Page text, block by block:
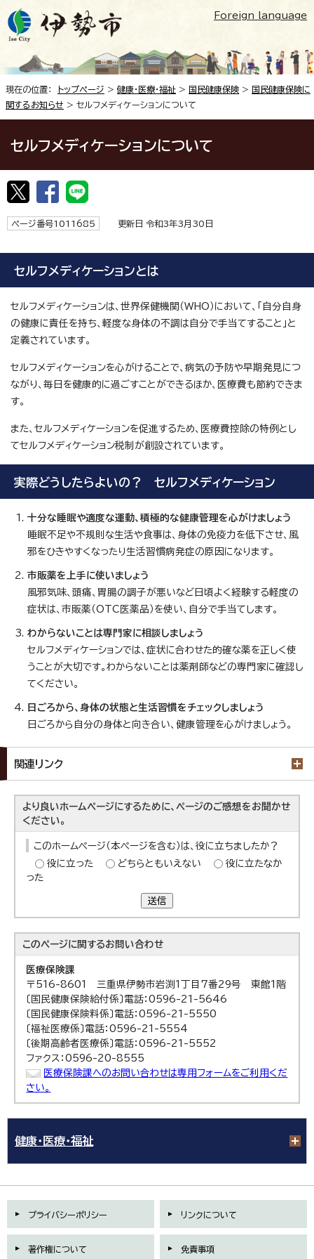
Foreign language
現在の位置： トップページ > 健康・医療・福祉 > 国民健康保険 > 国民健康保険に
関するお知らせ > セルフメディケーションについて
セルフメディケーションについて
ページ番号1011685 更新日 令和3年3月30日
セルフメディケーションとは
セルフメディケーションは、世界保健機関（WHO）において、「自分自身
の健康に責任を持ち、軽度な身体の不調は自分で手当てすること」と
定義されています。
セルフメディケーションを心がけることで、病気の予防や早期発見につ
ながり、毎日を健康的に過ごすことができるほか、医療費も節約できま
す。
また、セルフメディケーションを促進するため、医療費控除の特例とし
てセルフメディケーション税制が創設されています。
実際どうしたらよいの？ セルフメディケーション
十分な睡眠や適度な運動、積極的な健康管理を心がけましょう
睡眠不足や不規則な生活や食事は、身体の免疫力を低下させ、風
邪をひきやすくなったり生活習慣病発症の原因になります。
市販薬を上手に使いましょう
風邪気味、頭痛、胃腸の調子が悪いなど日頃よく経験する軽度の
症状は、市販薬（OTC医薬品）を使い、自分で手当てします。
わからないことは専門家に相談しましょう
セルフメディケーションでは、症状に合わせた的確な薬を正しく使
うことが大切です。わからないことは薬剤師などの専門家に確認し
てください。
日ごろから、身体の状態と生活習慣をチェックしましょう
日ごろから自分の身体と向き合い、健康管理を心がけましょう。
関連リンク
より良いホームページにするために、ページのご感想をお聞かせ
ください。
このホームページ（本ページを含む）は、役に立ちましたか？
役に立った
どちらともいえない
役に立たなか
った
送信
このページに関するお問い合わせ
医療保険課
〒516-8601 三重県伊勢市岩渕1丁目7番29号 東館1階
〔国民健康保険給付係〕電話：0596-21-5646
〔国民健康保険料係〕電話：0596-21-5550
〔福祉医療係〕電話：0596-21-5554
〔後期高齢者医療係〕電話：0596-21-5552
ファクス：0596-20-8555
医療保険課へのお問い合わせは専用フォームをご利用くだ
さい。
健康・医療・福祉
プライバシーポリシー リンクについて
著作権について 免責事項